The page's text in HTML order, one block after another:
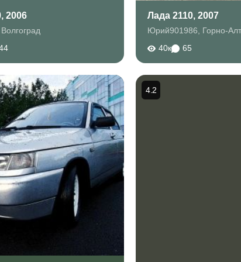
2006
Волгоград
Лада 2110, 2007
Юрий901986
Горно-
40к
65
4.2